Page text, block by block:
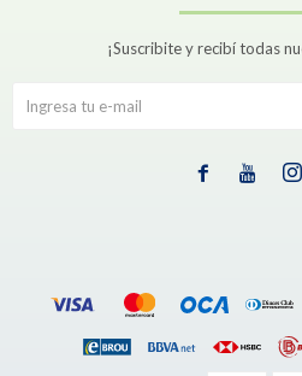
¡Suscribite y recibí todas
  